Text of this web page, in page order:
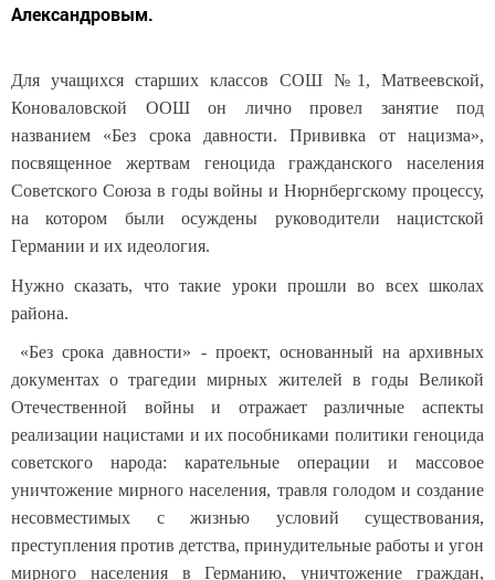
Александровым.
Для учащихся старших классов СОШ №1, Матвеевской,
Коноваловской ООШ он лично провел занятие под
названием «Без срока давности. Прививка от нацизма»,
посвященное жертвам геноцида гражданского населения
Советского Союза в годы войны и Нюрнбергскому процессу,
на котором были осуждены руководители нацистской
Германии и их идеология.
Нужно сказать, что такие уроки прошли во всех школах
района.
«Без срока давности» - проект, основанный на архивных
документах о трагедии мирных жителей в годы Великой
Отечественной войны и отражает различные аспекты
реализации нацистами и их пособниками политики геноцида
советского народа: карательные операции и массовое
уничтожение мирного населения, травля голодом и создание
несовместимых с жизнью условий существования,
преступления против детства, принудительные работы и угон
мирного населения в Германию, уничтожение граждан,